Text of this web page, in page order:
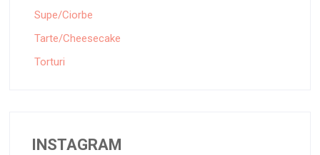
Supe/Ciorbe
Tarte/Cheesecake
Torturi
INSTAGRAM